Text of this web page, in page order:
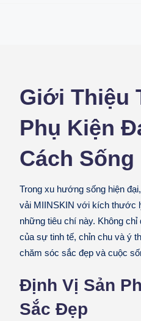
Giới Thiệu
Phụ Kiện
Cách Sống
Trong xu hướng sống hiện
vải MIINSKIN với kích thước
những tiêu chí này. Không
của sự tinh tế, chỉn chu và ý
chăm sóc sắc đẹp và cuộc
Định Vị Sản
Sắc Đẹp